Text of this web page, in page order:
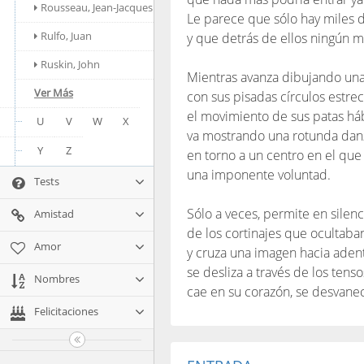
Rousseau, Jean-Jacques
Rulfo, Juan
Ruskin, John
Ver Más
U
V W
X
Y
Z
Tests
Amistad
Amor
Nombres
Felicitaciones
Le parece que sólo hay miles
y que detrás de ellos ningún
Mientras avanza dibujando
con sus pisadas círculos
el movimiento de sus patas
va mostrando una rotunda
en torno a un centro en el
una imponente voluntad.
Sólo a veces, permite en
de los cortinajes que
y cruza una imagen hacia
se desliza a través de los
cae en su corazón, se